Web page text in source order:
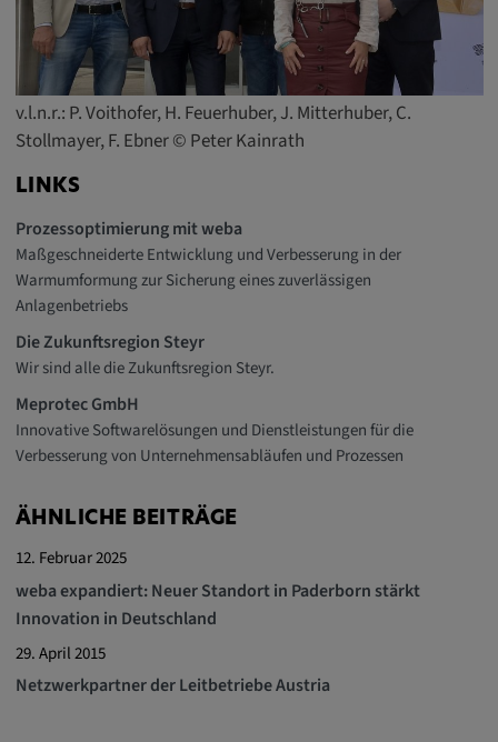
v.l.n.r.: P. Voithofer, H. Feuerhuber, J. Mitterhuber, C.
Stollmayer, F. Ebner © Peter Kainrath
LINKS
Prozessoptimierung mit weba
Maßgeschneiderte Entwicklung und Verbesserung in der
Warmumformung zur Sicherung eines zuverlässigen
Anlagenbetriebs
Die Zukunftsregion Steyr
Wir sind alle die Zukunftsregion Steyr.
Meprotec GmbH
Innovative Softwarelösungen und Dienstleistungen für die
Verbesserung von Unternehmensabläufen und Prozessen
ÄHNLICHE BEITRÄGE
12. Februar 2025
weba expandiert: Neuer Standort in Paderborn stärkt
Innovation in Deutschland
29. April 2015
Netzwerkpartner der Leitbetriebe Austria